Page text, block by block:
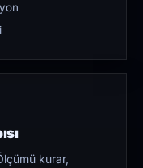
kurar,